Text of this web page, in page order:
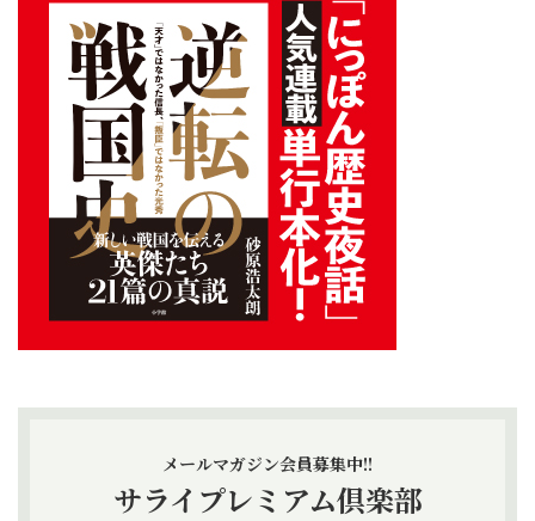
メールマガジン会員募集中!!
サライプレミアム倶楽部